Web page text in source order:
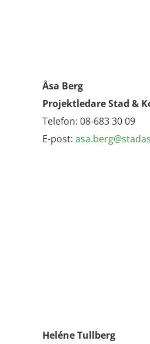
Åsa Berg
Projektledare Stad &
Telefon: 08-683 30 09
E-post:
Heléne Tullberg